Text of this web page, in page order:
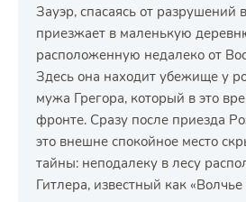
Зауэр, спасаясь от разрушений
приезжает в маленькую
расположенную недалеко от
Здесь она находит убежище у
мужа Грегора, который в это
фронте. Сразу после приезда
это внешне спокойное место
тайны: неподалеку в лесу
Гитлера, известный как «Волчье